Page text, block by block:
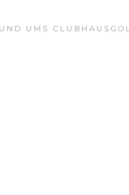
UMS CLUBHAUS